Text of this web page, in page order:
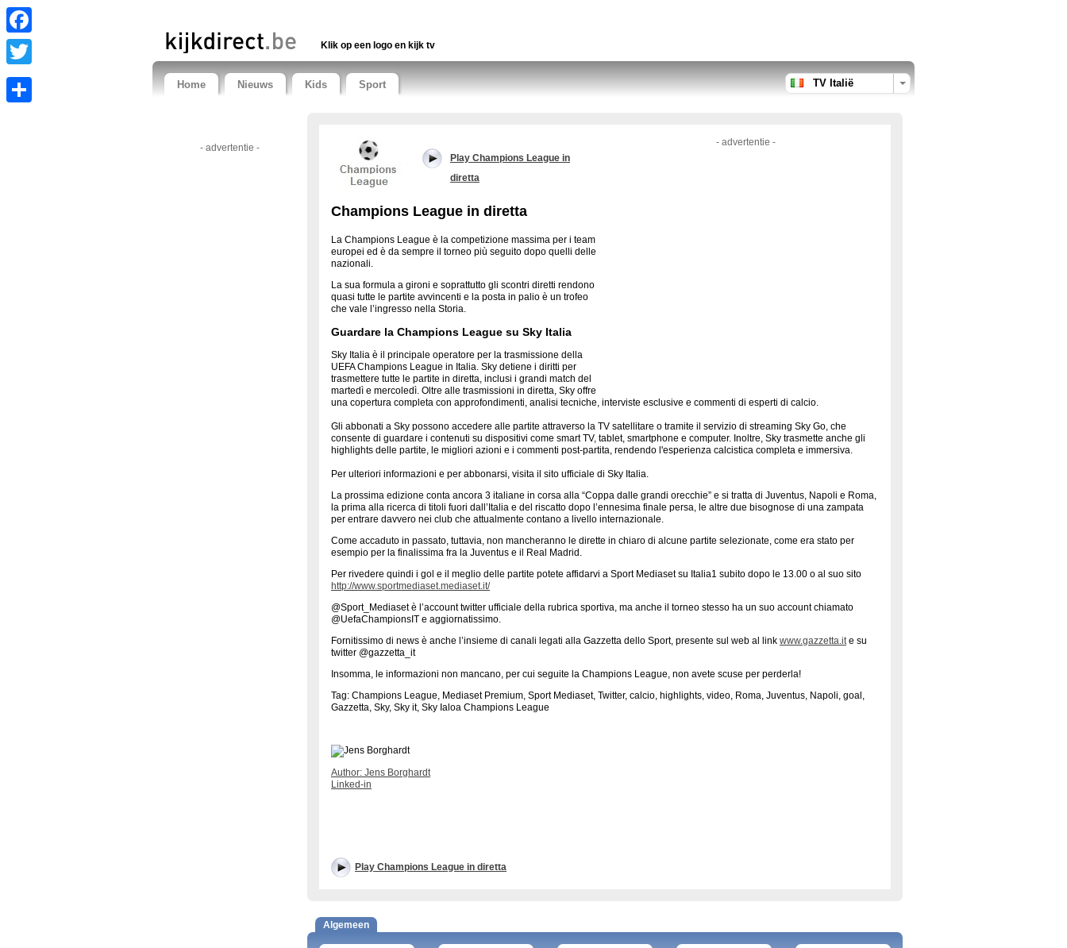
Facebook
Twitter
Klik op een logo en kijk tv
Home Nieuws Kids Sport TV Italië
- advertentie -
- advertentie -
Play Champions League in
diretta
Champions League in diretta
La Champions League è la competizione massima per i team
europei ed è da sempre il torneo più seguito dopo quelli delle
nazionali.
La sua formula a gironi e soprattutto gli scontri diretti rendono
quasi tutte le partite avvincenti e la posta in palio è un trofeo
che vale l’ingresso nella Storia.
Guardare la Champions League su Sky Italia
Sky Italia è il principale operatore per la trasmissione della
UEFA Champions League in Italia. Sky detiene i diritti per
trasmettere tutte le partite in diretta, inclusi i grandi match del
martedì e mercoledì. Oltre alle trasmissioni in diretta, Sky offre
una copertura completa con approfondimenti, analisi tecniche, interviste esclusive e commenti di esperti di calcio.
Gli abbonati a Sky possono accedere alle partite attraverso la TV satellitare o tramite il servizio di streaming Sky Go, che
consente di guardare i contenuti su dispositivi come smart TV, tablet, smartphone e computer. Inoltre, Sky trasmette anche gli
highlights delle partite, le migliori azioni e i commenti post-partita, rendendo l'esperienza calcistica completa e immersiva.
Per ulteriori informazioni e per abbonarsi, visita il sito ufficiale di Sky Italia.
La prossima edizione conta ancora 3 italiane in corsa alla “Coppa dalle grandi orecchie” e si tratta di Juventus, Napoli e Roma,
la prima alla ricerca di titoli fuori dall’Italia e del riscatto dopo l’ennesima finale persa, le altre due bisognose di una zampata
per entrare davvero nei club che attualmente contano a livello internazionale.
Come accaduto in passato, tuttavia, non mancheranno le dirette in chiaro di alcune partite selezionate, come era stato per
esempio per la finalissima fra la Juventus e il Real Madrid.
Per rivedere quindi i gol e il meglio delle partite potete affidarvi a Sport Mediaset su Italia1 subito dopo le 13.00 o al suo sito
http://www.sportmediaset.mediaset.it/
@Sport_Mediaset è l’account twitter ufficiale della rubrica sportiva, ma anche il torneo stesso ha un suo account chiamato
@UefaChampionsIT e aggiornatissimo.
Fornitissimo di news è anche l’insieme di canali legati alla Gazzetta dello Sport, presente sul web al link www.gazzetta.ite su
twitter @gazzetta_it
Insomma, le informazioni non mancano, per cui seguite la Champions League, non avete scuse per perderla!
Tag: Champions League, Mediaset Premium, Sport Mediaset, Twitter, calcio, highlights, video, Roma, Juventus, Napoli, goal,
Gazzetta, Sky, Sky it, Sky Ialoa Champions League
Author: Jens Borghardt
Linked-in
Play Champions League in diretta
Algemeen